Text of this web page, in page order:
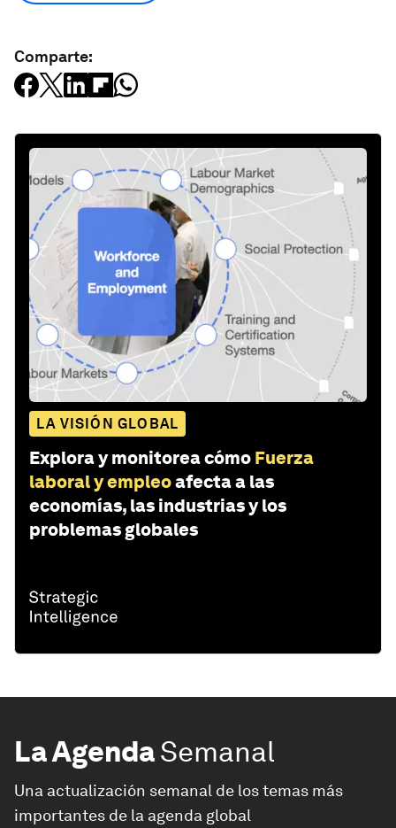
Comparte:
LA VISIÓN GLOBAL
Explora y monitorea cómo Fuerza
laboral y empleoafecta a las
economías, las industrias y los
problemas globales
La AgendaSemanal
Una actualización semanal de los temas más
importantes de la agenda global